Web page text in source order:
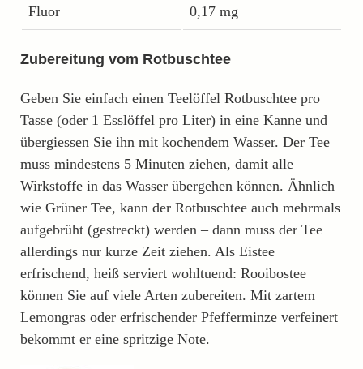
Fluor 0,17 mg
Zubereitung vom Rotbuschtee
Geben Sie einfach einen Teelöffel Rotbuschtee pro
Tasse (oder 1 Esslöffel pro Liter) in eine Kanne und
übergiessen Sie ihn mit kochendem Wasser. Der Tee
muss mindestens 5 Minuten ziehen, damit alle
Wirkstoffe in das Wasser übergehen können. Ähnlich
wie Grüner Tee, kann der Rotbuschtee auch mehrmals
aufgebrüht (gestreckt) werden – dann muss der Tee
allerdings nur kurze Zeit ziehen. Als Eistee
erfrischend, heiß serviert wohltuend: Rooibostee
können Sie auf viele Arten zubereiten. Mit zartem
Lemongras oder erfrischender Pfefferminze verfeinert
bekommt er eine spritzige Note.